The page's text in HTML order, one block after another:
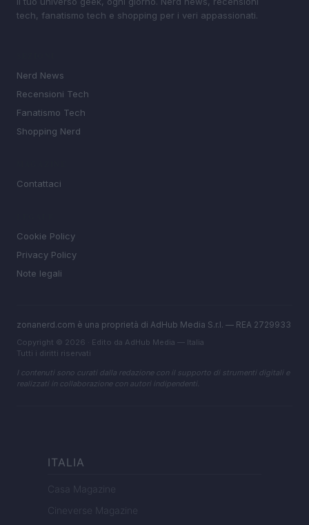
tech, fanatismo tech e shopping per i veri appassionati.
Nerd News
Recensioni Tech
Fanatismo Tech
Shopping Nerd
Contattaci
Cookie Policy
Privacy Policy
Note legali
zonanerd.com è una proprietà di AdHub Media S.r.l. — REA 2729933
Copyright © 2026 · Edito da AdHub Media — Italia
Tutti i diritti riservati
I contenuti sono curati dalla redazione con il supporto di strumenti digitali e
realizzati in collaborazione con autori indipendenti.
ITALIA
Casa Magazine
Cineverse Magazine